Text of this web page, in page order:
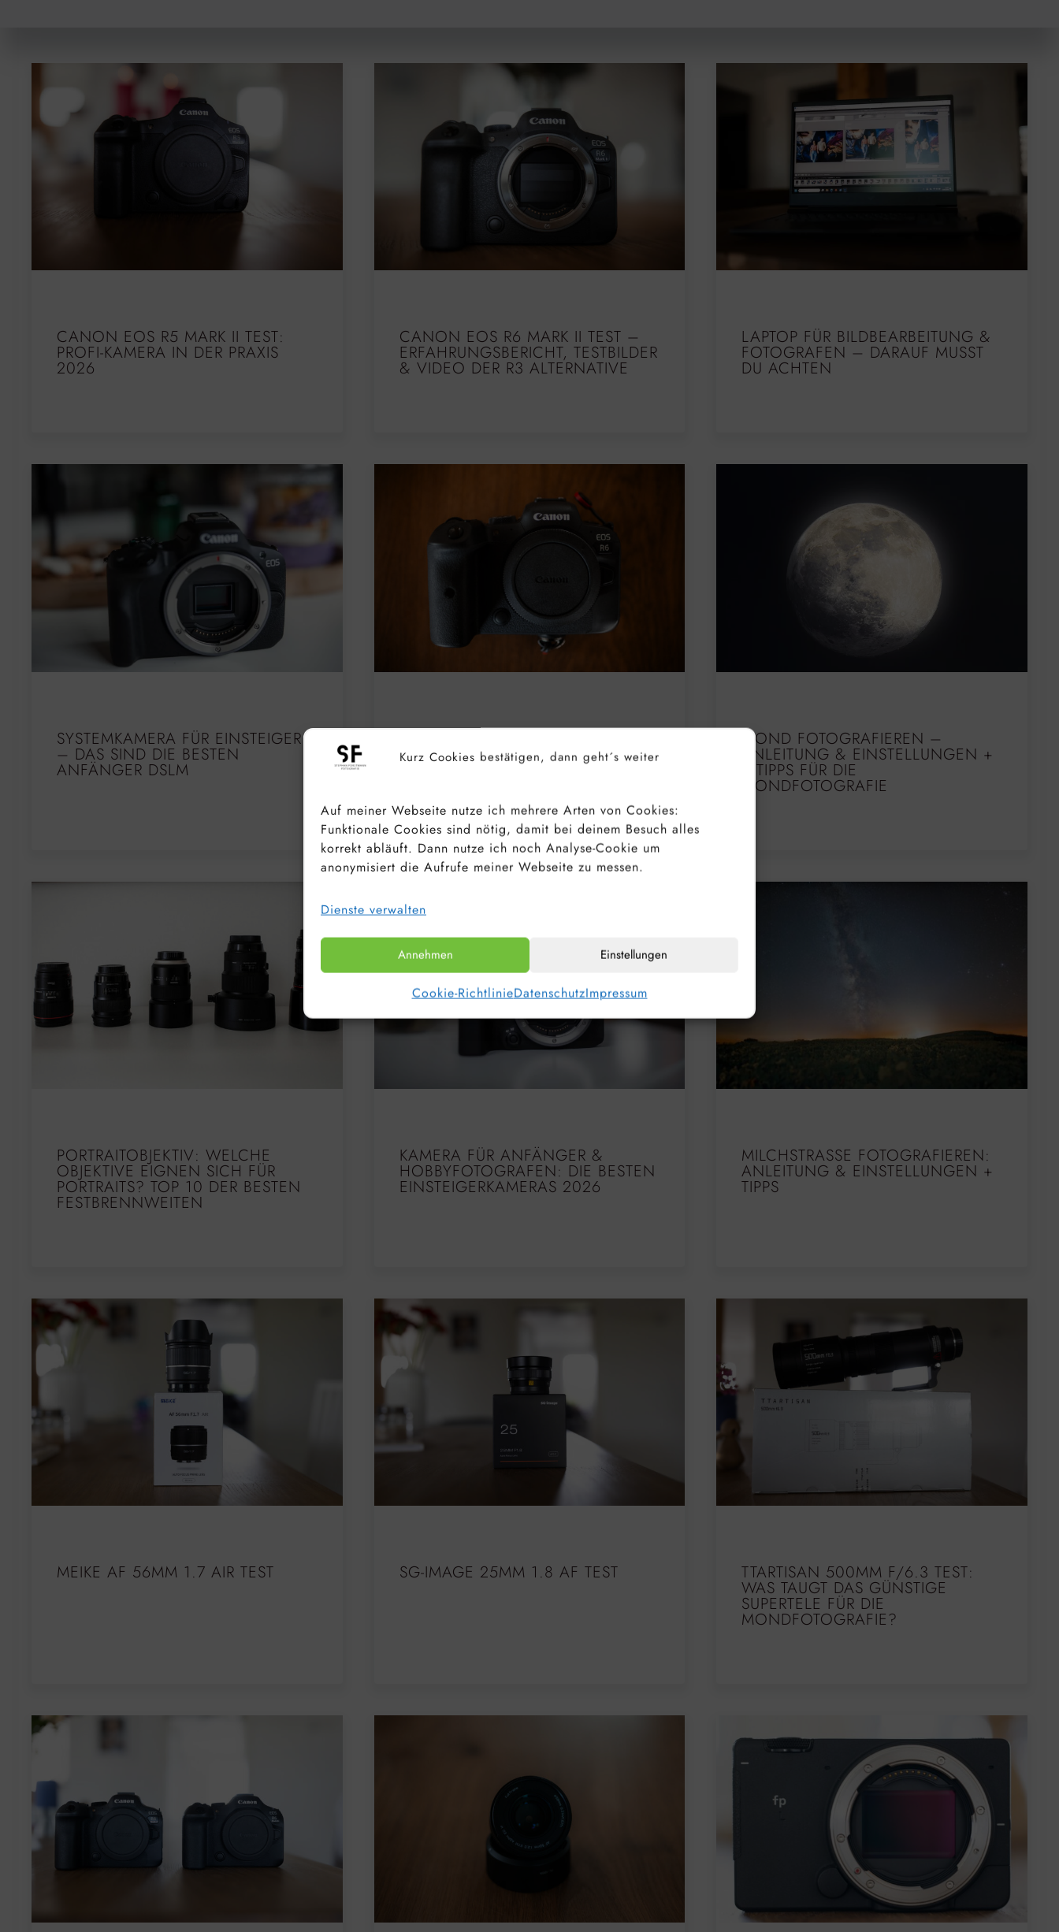
Kurz Cookies bestätigen, dann geht´s weiter
Auf meiner Webseite nutze ich mehrere Arten von Cookies:
Funktionale Cookies sind nötig, damit bei deinem Besuch alles
korrekt abläuft. Dann nutze ich noch Analyse-Cookie um
anonymisiert die Aufrufe meiner Webseite zu messen.
Dienste verwalten
Annehmen Einstellungen
Cookie-RichtlinieDatenschutzImpressum
CANON EOS R5 MARK II TEST:
PROFI-KAMERA IN DER PRAXIS
2026
CANON EOS R6 MARK II TEST –
ERFAHRUNGSBERICHT, TESTBILDER
& VIDEO DER R3 ALTERNATIVE
LAPTOP FÜR BILDBEARBEITUNG &
FOTOGRAFEN – DARAUF MUSST
DU ACHTEN
SYSTEMKAMERA FÜR EINSTEIGER
– DAS SIND DIE BESTEN
ANFÄNGER DSLM
TESTBILDER & ERFAHRUNGEN
NACH ÜBER 150000 FOTOS MIT
MOND FOTOGRAFIEREN –
ANLEITUNG & EINSTELLUNGEN +
5 TIPPS FÜR DIE
MONDFOTOGRAFIE
PORTRAITOBJEKTIV: WELCHE
OBJEKTIVE EIGNEN SICH FÜR
PORTRAITS? TOP 10 DER BESTEN
FESTBRENNWEITEN
KAMERA FÜR ANFÄNGER &
HOBBYFOTOGRAFEN: DIE BESTEN
EINSTEIGERKAMERAS 2026
MILCHSTRASSE FOTOGRAFIEREN: A
NLEITUNG & EINSTELLUNGEN + T
IPPS
MEIKE AF 56MM 1.7 AIR TEST SG-IMAGE 25MM 1.8 AF TEST TTARTISAN 500MM F/6.3 TEST:
WAS TAUGT DAS GÜNSTIGE
SUPERTELE FÜR DIE
MONDFOTOGRAFIE?